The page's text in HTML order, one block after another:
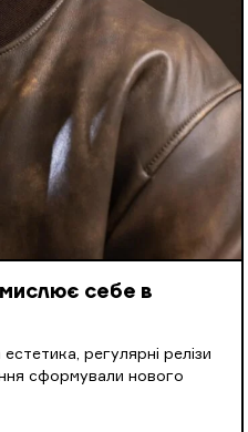
себе в
регулярні релізи
сформували нового